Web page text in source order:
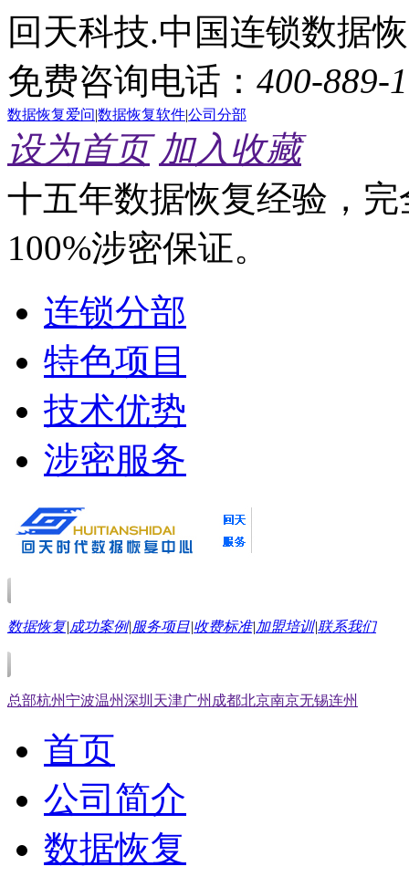
回天科技.中国连锁数据
免费咨询电话： 400-889-
数据恢复爱问|数据恢复软件|公司分部
设为首页 加入收藏
十五年数据恢复经验，
100%涉密保证。
连锁分部
特色项目
技术优势
涉密服务
数据恢复|成功案例|服务项目|收费标准|加盟培训|联系我们
总部杭州宁波温州深圳 天津广州 成都北京南京无锡连州
首页
公司简介
数据恢复